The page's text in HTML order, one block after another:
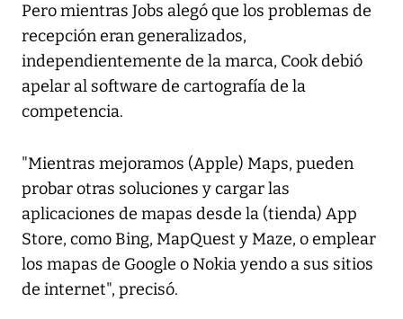
Pero mientras Jobs alegó que los problemas de
recepción eran generalizados,
independientemente de la marca, Cook debió
apelar al software de cartografía de la
competencia.
"Mientras mejoramos (Apple) Maps, pueden
probar otras soluciones y cargar las
aplicaciones de mapas desde la (tienda) App
Store, como Bing, MapQuest y Maze, o emplear
los mapas de Google o Nokia yendo a sus sitios
de internet", precisó.